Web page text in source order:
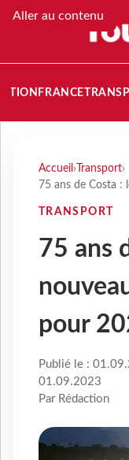
Aller au contenu
FRANCE
Accueil › Transport›
75 ans de Costa :
TRANSPORT
75 ans
pour
Publié le :
01.09.2023
Par Rédaction